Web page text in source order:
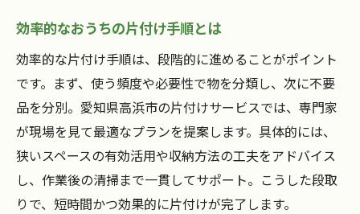
専門業者が対応する片付けの安心感
プロの技術で隅々までおうちの片付け
片付けサービスで再利用できる品の発見
おうちの片付けで害虫や悪臭も予防
専門業者の片付けで家全体がリフレッシュ
愛知県高浜市で選ばれる片付けサービスの特徴
おうちの片付けサービスが選ばれる理由
効率的なおうちの片付け手順とは
効率的な片付け手順は、段階的に進めることがポイント
です。まず、使う頻度や必要性で物を分類し、次に不要
品を分別。愛知県高浜市の片付けサービスでは、専門家
が現場を見て最適なプランを提案します。具体的には、
狭いスペースの有効活用や収納方法の工夫をアドバイス
し、作業後の清掃まで一貫してサポート。こうした段取
りで、短時間かつ効果的に片付けが完了します。